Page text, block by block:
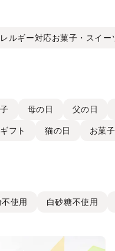
ルギー対応お菓子・スイー
母の日 父の日
フト 猫の日 お菓
使用 白砂糖不使用